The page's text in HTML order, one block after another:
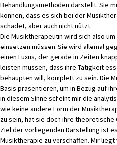
Behandlungsmethoden darstellt. Sie
können, dass es sich bei der
schadet, aber auch nicht nützt.
Die Musiktherapeutin wird sich also
einsetzen müssen. Sie wird allemal
einen Luxus, der gerade in Zeiten
leisten müssen, dass ihre Tätigkeit
behaupten will, komplett zu sein. Die
Basis präsentieren, um in Bezug auf
In diesem Sinne scheint mir die
wie keine andere Form der
zu sein, hat sie doch ihre theoretische
Ziel der vorliegenden Darstellung ist
Musiktherapie zu verschaffen. Mir